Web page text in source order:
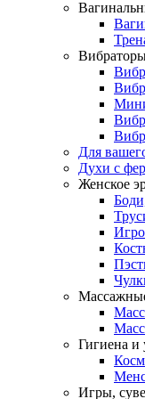
Для
Духи с
Женское
Гигиена и
Игры,